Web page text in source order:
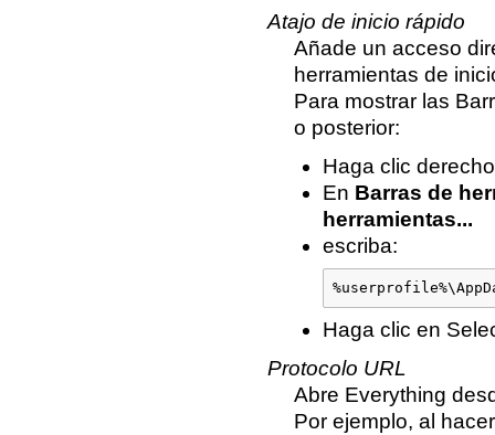
Atajo de inicio rápido
Añade un acceso
herramientas de
Para mostrar las
o posterior:
Haga clic
En Barras de
herramientas...
escriba:
Haga clic en
Protocolo URL
Abre Everything
Por ejemplo, al